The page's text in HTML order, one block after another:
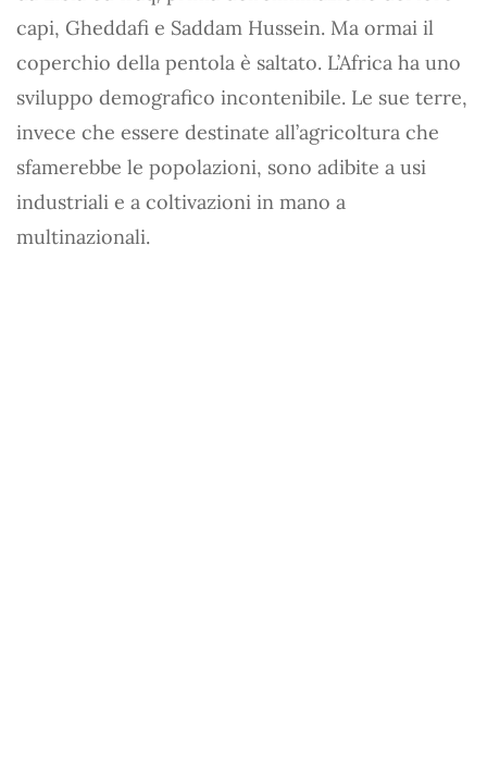
capi, Gheddafi e Saddam Hussein. Ma ormai il
coperchio della pentola è saltato. L’Africa ha uno
sviluppo demografico incontenibile. Le sue terre,
invece che essere destinate all’agricoltura che
sfamerebbe le popolazioni, sono adibite a usi
industriali e a coltivazioni in mano a
multinazionali.